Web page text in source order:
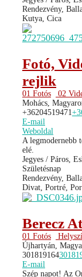
Rendezvény,
Kutya, Cica
Fotó,
rejlik
01 Fotós
02
Mohács,
+36204519471
E-mail
Weboldal
A legmodernebb
elé.
Jegyes / Páros,
Születésnap
Rendezvény,
Divat, Portré,
Berecz
01 Fotós
Újhartyán,
301819164
E-mail
Szép napot! Az